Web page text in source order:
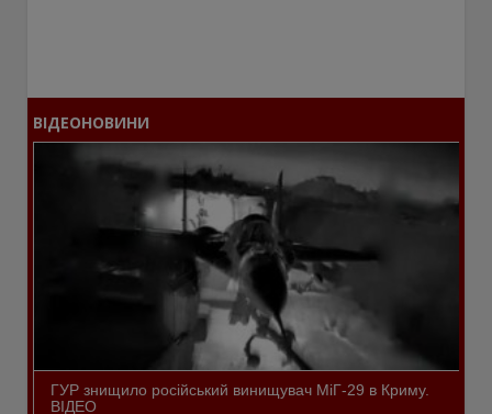
ВІДЕОНОВИНИ
ГУР знищило російський винищувач МіГ-29 в Криму.
ВІДЕО